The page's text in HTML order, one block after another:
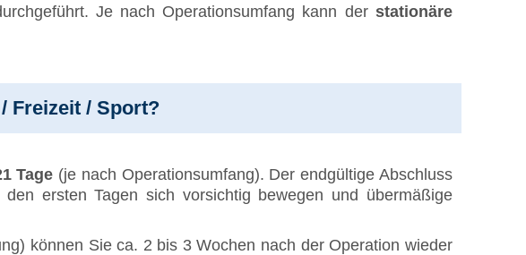
Je nach Operationsumfang kann der stationäre
Freizeit / Sport?
Tage (je nach Operationsumfang). Der endgültige Abschluss
ersten Tagen sich vorsichtig bewegen und übermäßige
können Sie ca. 2 bis 3 Wochen nach der Operation wieder